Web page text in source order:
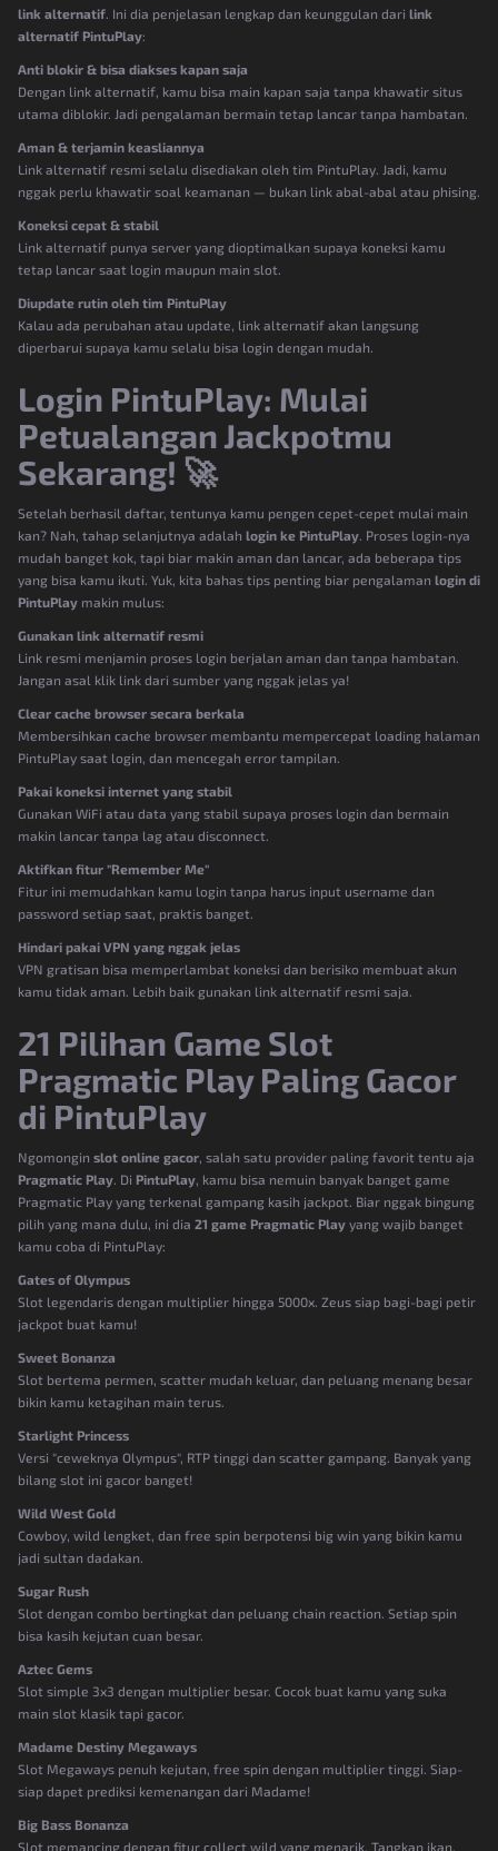
link alternatif . Ini dia penjelasan lengkap dan keunggulan dari link
alternatif PintuPlay:
Anti blokir & bisa diakses kapan saja
Dengan link alternatif, kamu bisa main kapan saja tanpa khawatir situs
utama diblokir. Jadi pengalaman bermain tetap lancar tanpa hambatan.
Aman & terjamin keasliannya
Link alternatif resmi selalu disediakan oleh tim PintuPlay. Jadi, kamu
nggak perlu khawatir soal keamanan — bukan link abal-abal atau phising.
Koneksi cepat & stabil
Link alternatif punya server yang dioptimalkan supaya koneksi kamu
tetap lancar saat login maupun main slot.
Diupdate rutin oleh tim PintuPlay
Kalau ada perubahan atau update, link alternatif akan langsung
diperbarui supaya kamu selalu bisa login dengan mudah.
Login PintuPlay: Mulai
Petualangan Jackpotmu
Sekarang! 🚀
Setelah berhasil daftar, tentunya kamu pengen cepet-cepet mulai main
kan? Nah, tahap selanjutnya adalah login ke PintuPlay . Proses login-nya
mudah banget kok, tapi biar makin aman dan lancar, ada beberapa tips
yang bisa kamu ikuti. Yuk, kita bahas tips penting biar pengalaman login di
PintuPlay makin mulus:
Gunakan link alternatif resmi
Link resmi menjamin proses login berjalan aman dan tanpa hambatan.
Jangan asal klik link dari sumber yang nggak jelas ya!
Clear cache browser secara berkala
Membersihkan cache browser membantu mempercepat loading halaman
PintuPlay saat login, dan mencegah error tampilan.
Pakai koneksi internet yang stabil
Gunakan WiFi atau data yang stabil supaya proses login dan bermain
makin lancar tanpa lag atau disconnect.
Aktifkan fitur "Remember Me"
Fitur ini memudahkan kamu login tanpa harus input username dan
password setiap saat, praktis banget.
Hindari pakai VPN yang nggak jelas
VPN gratisan bisa memperlambat koneksi dan berisiko membuat akun
kamu tidak aman. Lebih baik gunakan link alternatif resmi saja.
21 Pilihan Game Slot
Pragmatic Play Paling Gacor
di PintuPlay
Ngomongin slot online gacor , salah satu provider paling favorit tentu aja
Pragmatic Play . Di PintuPlay , kamu bisa nemuin banyak banget game
Pragmatic Play yang terkenal gampang kasih jackpot. Biar nggak bingung
pilih yang mana dulu, ini dia 21 game Pragmatic Play yang wajib banget
kamu coba di PintuPlay:
Gates of Olympus
Slot legendaris dengan multiplier hingga 5000x. Zeus siap bagi-bagi petir
jackpot buat kamu!
Sweet Bonanza
Slot bertema permen, scatter mudah keluar, dan peluang menang besar
bikin kamu ketagihan main terus.
Starlight Princess
Versi "ceweknya Olympus", RTP tinggi dan scatter gampang. Banyak yang
bilang slot ini gacor banget!
Wild West Gold
Cowboy, wild lengket, dan free spin berpotensi big win yang bikin kamu
jadi sultan dadakan.
Sugar Rush
Slot dengan combo bertingkat dan peluang chain reaction. Setiap spin
bisa kasih kejutan cuan besar.
Aztec Gems
Slot simple 3x3 dengan multiplier besar. Cocok buat kamu yang suka
main slot klasik tapi gacor.
Madame Destiny Megaways
Slot Megaways penuh kejutan, free spin dengan multiplier tinggi. Siap-
siap dapet prediksi kemenangan dari Madame!
Big Bass Bonanza
Slot memancing dengan fitur collect wild yang menarik. Tangkap ikan,